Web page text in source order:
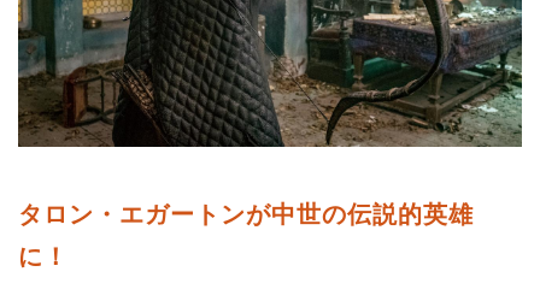
タロン・エガートンが中世の伝説的英雄
に！